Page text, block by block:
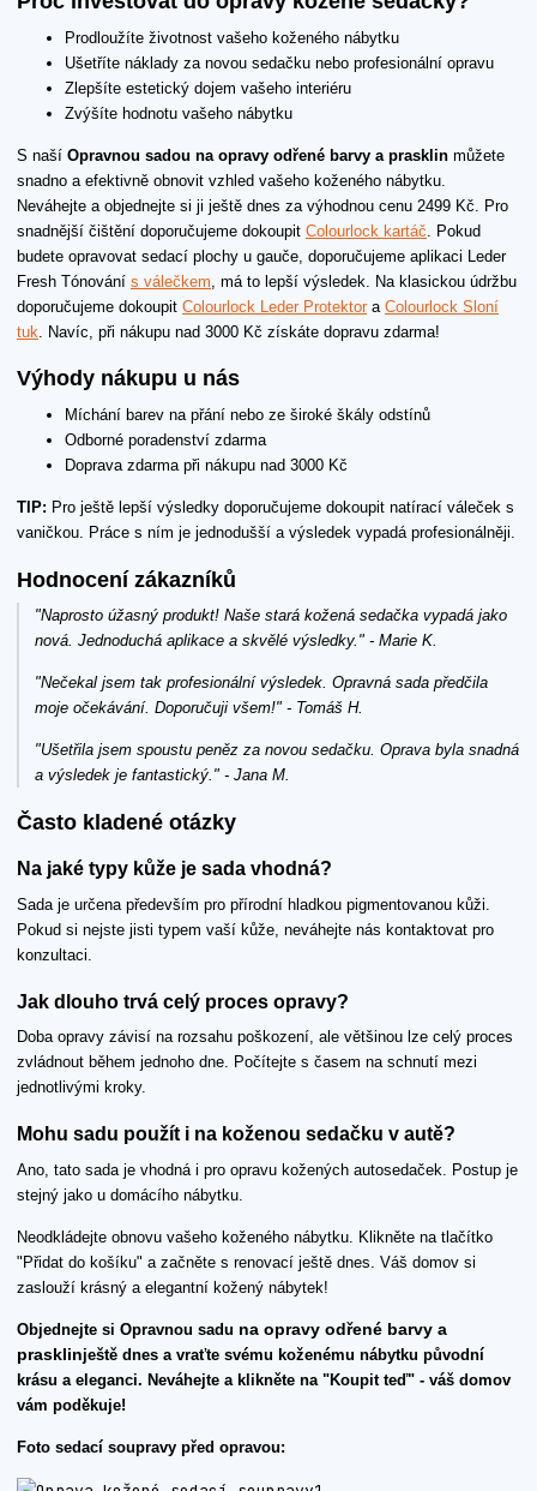
Prodloužíte životnost vašeho koženého nábytku
Ušetříte náklady za novou sedačku nebo profesionální opravu
Zlepšíte estetický dojem vašeho interiéru
Zvýšíte hodnotu vašeho nábytku
S naší Opravnou sadou na opravy odřené barvy a prasklin můžete
snadno a efektivně obnovit vzhled vašeho koženého nábytku.
Neváhejte a objednejte si ji ještě dnes za výhodnou cenu 2499 Kč. Pro
snadnější čištění doporučujeme dokoupit Colourlock kartáč . Pokud
budete opravovat sedací plochy u gauče, doporučujeme aplikaci Leder
Fresh Tónování s válečkem , má to lepší výsledek. Na klasickou údržbu
doporučujeme dokoupit Colourlock Leder Protektora Colourlock Sloní
tuk . Navíc, při nákupu nad 3000 Kč získáte dopravu zdarma!
Výhody nákupu u nás
Míchání barev na přání nebo ze široké škály odstínů
Odborné poradenství zdarma
Doprava zdarma při nákupu nad 3000 Kč
TIP: Pro ještě lepší výsledky doporučujeme dokoupit natírací váleček s
vaničkou. Práce s ním je jednodušší a výsledek vypadá profesionálněji.
Hodnocení zákazníků
"Naprosto úžasný produkt! Naše stará kožená sedačka vypadá jako
nová. Jednoduchá aplikace a skvělé výsledky." - Marie K.
"Nečekal jsem tak profesionální výsledek. Opravná sada předčila
moje očekávání. Doporučuji všem!" - Tomáš H.
"Ušetřila jsem spoustu peněz za novou sedačku. Oprava byla snadná
a výsledek je fantastický." - Jana M.
Často kladené otázky
Na jaké typy kůže je sada vhodná?
Sada je určena především pro přírodní hladkou pigmentovanou kůži.
Pokud si nejste jisti typem vaší kůže, neváhejte nás kontaktovat pro
konzultaci.
Jak dlouho trvá celý proces opravy?
Doba opravy závisí na rozsahu poškození, ale většinou lze celý proces
zvládnout během jednoho dne. Počítejte s časem na schnutí mezi
jednotlivými kroky.
Mohu sadu použít i na koženou sedačku v autě?
Ano, tato sada je vhodná i pro opravu kožených autosedaček. Postup je
stejný jako u domácího nábytku.
Neodkládejte obnovu vašeho koženého nábytku. Klikněte na tlačítko
"Přidat do košíku" a začněte s renovací ještě dnes. Váš domov si
zaslouží krásný a elegantní kožený nábytek!
Objednejte si Opravnou sadu na opravy odřené barvy a
prasklinještě dnes a vraťte svému koženému nábytku původní
krásu a eleganci. Neváhejte a klikněte na "Koupit teď" - váš domov
vám poděkuje!
Foto sedací soupravy před opravou: